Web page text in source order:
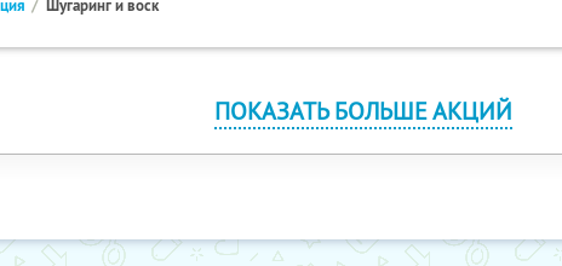
Шугаринг и воск
ПОКАЗАТЬ БОЛЬШЕ АКЦИЙ